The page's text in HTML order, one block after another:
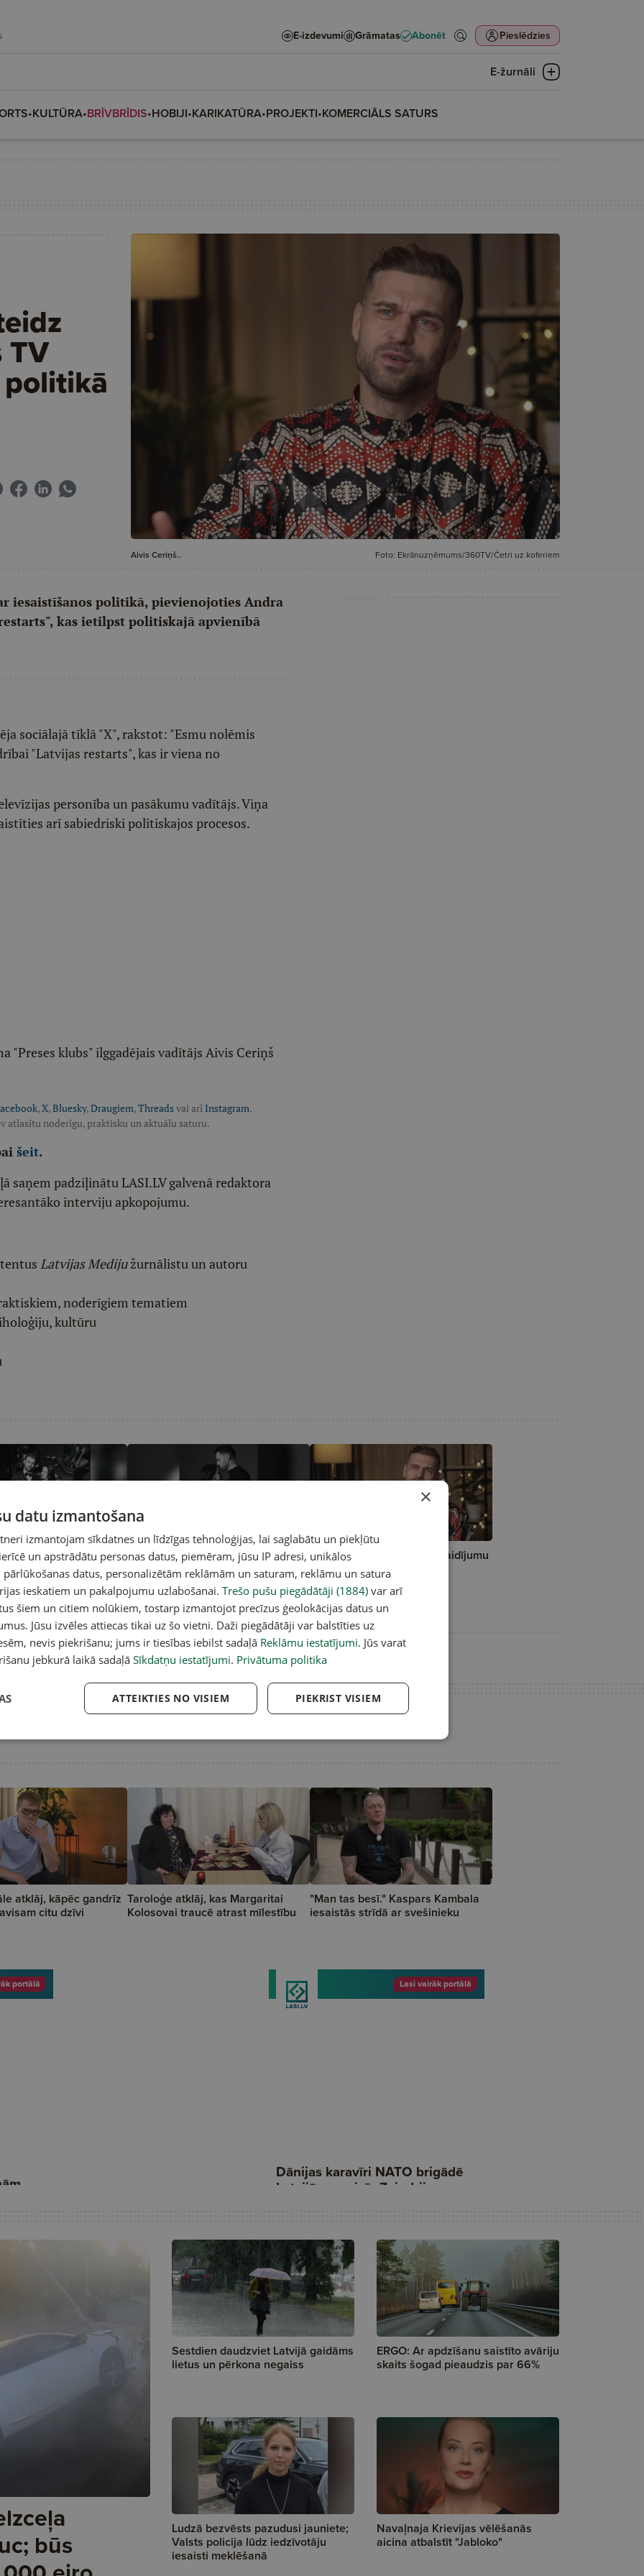
E-izdevumi Grāmatas Abonēt Pieslēdzies
E-žurnāli
•KULTŪRA•BRĪVBRĪDIS•HOBIJI•KARIKATŪRA•PROJEKTI•KOMERCIĀLS SATURS
TV
Aivis Ceriņš.. Foto: Ekrānuzņēmums/360TV/Četri uz koferiem
iesaistīšanos politikā, pievienojoties Andra
kas ietilpst politiskajā apvienībā
sociālajā tīklā "X", rakstot: "Esmu nolēmis
"Latvijas restarts", kas ir viena no
personība un pasākumu vadītājs. Viņa
arī sabiedriski politiskajos procesos.
"Preses klubs" ilggadējais vadītājs Aivis Ceriņš
,X,Bluesky,Draugiem,Threadsvai arī Instagram.
atlasītu noderīgu, praktisku un aktuālu saturu.
šeit.
saņem padziļinātu LASI.LV galvenā redaktora
interviju apkopojumu.
Latvijas Medijužurnālistu un autoru
noderīgiem tematiem
kultūru
Ceriņš
ar jauno partneri
Aivis Ceriņš drīzumā kļūs par trīs
bērnu tēvu
Aivis Ceriņš pamet TV24 raidījumu
"Preses klubs"
atklāj, kāpēc gandrīz
citu dzīvi
Taroloģe atklāj, kas Margaritai
Kolosovai traucē atrast mīlestību
"Man tas besī." Kaspars Kambala
iesaistās strīdā ar svešinieku
būs
Sestdien daudzviet Latvijā gaidāms
lietus un pērkona negaiss
ERGO: Ar apdzīšanu saistīto avāriju
skaits šogad pieaudzis par 66%
Ludzā bezvēsts pazudusi jauniete;
Valsts policija lūdz iedzīvotāju
iesaisti meklēšanā
Navaļnaja Krievijas vēlēšanās
aicina atbalstīt "Jabloko"
×
datu izmantošana
izmantojam sīkdatnes un līdzīgas tehnoloģijas, lai saglabātu un piekļūtu
un apstrādātu personas datus, piemēram, jūsu IP adresi, unikālos
datus, personalizētām reklāmām un saturam, reklāmu un satura
ieskatiem un pakalpojumu uzlabošanai. Trešo pušu piegādātāji (1884) var arī
šiem un citiem nolūkiem, tostarp izmantojot precīzus ģeolokācijas datus un
Jūsu izvēles attiecas tikai uz šo vietni. Daži piegādātāji var balstīties uz
nevis piekrišanu; jums ir tiesības iebilst sadaļā Reklāmu iestatījumi. Jūs varat
jebkurā laikā sadaļāSīkdatņu iestatījumi. Privātuma politika
PIEKRIST VISIEM
ATTEIKTIES NO VISIEM